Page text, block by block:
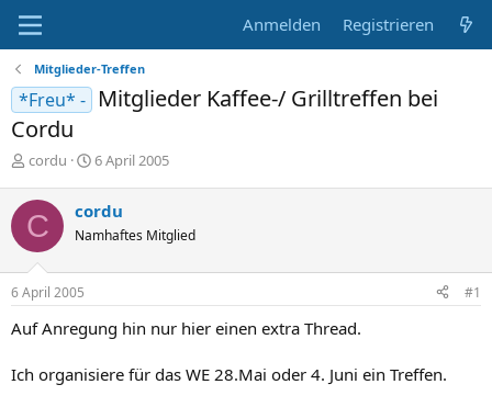
Anmelden Registrieren
Mitglieder-Treffen
*Freu* -
Mitglieder Kaffee-/ Grilltreffen bei
Cordu
E
s
t
e
l
l
e
cordu
E
t
e
l
m
6 April 2005
C cordu
Namhaftes Mitglied
6 April 2005 #1
Auf Anregung hin nur hier einen extra Thread.
Ich organisiere für das WE 28.Mai oder 4. Juni ein Treffen.